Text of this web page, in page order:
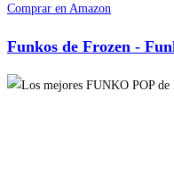
Comprar en Amazon
Funkos de Frozen -